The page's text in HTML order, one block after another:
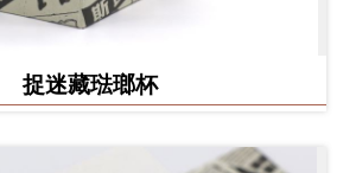
捉迷藏琺瑯杯